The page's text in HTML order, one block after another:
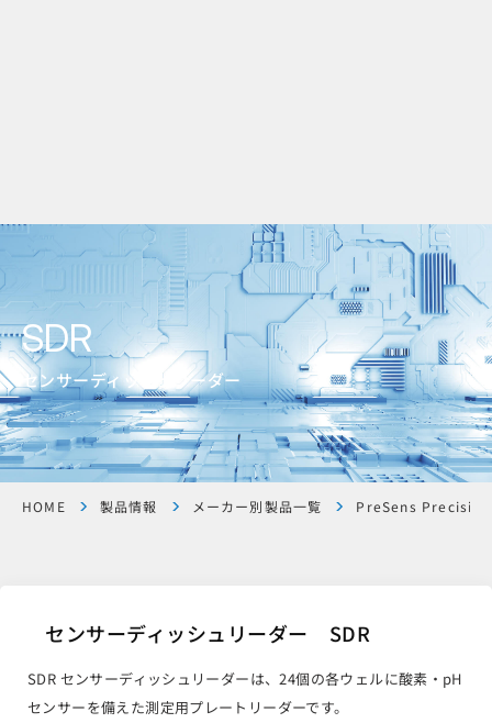
SDR
センサーディッシュリーダー
HOME 製品情報 メーカー別製品一覧 PreSens
センサーディッシュリーダー SDR
SDR センサーディッシュリーダーは、24個の各ウェルに酸素・pH
センサーを備えた測定用プレートリーダーです。